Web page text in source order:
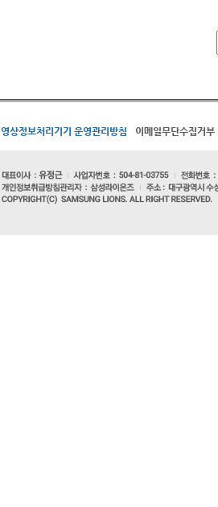
영상정보처리기기 운영관리방침 이메일무단수집거부